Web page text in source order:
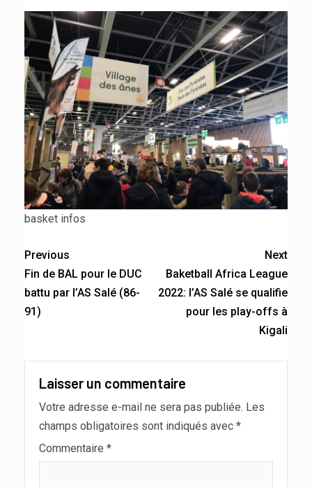
basket infos
Previous
Fin de BAL pour le DUC
battu par l’AS Salé (86-
91)
Next
Baketball Africa League
2022: l’AS Salé se qualifie
pour les play-offs à
Kigali
Laisser un commentaire
Votre adresse e-mail ne sera pas publiée. Les
champs obligatoires sont indiqués avec *
Commentaire *